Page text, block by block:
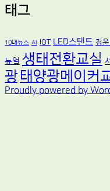
함
태그
10대뉴스 AI IOT LED스탠드 경
뉴얼 생태전환교실
광 태양광메이커
Proudly powered by